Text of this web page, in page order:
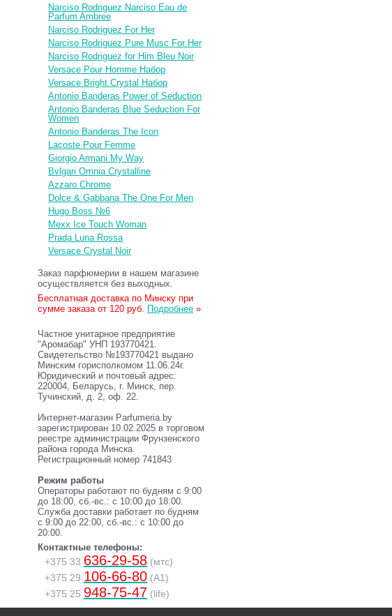
Narciso Rodriguez Narciso Eau de
Parfum Ambree
Narciso Rodriguez For Her
Narciso Rodriguez Pure Musc For Her
Narciso Rodriguez for Him Bleu Noir
Versace Pour Homme Набор
Versace Bright Crystal Набор
Antonio Banderas Power of Seduction
Antonio Banderas Blue Seduction For
Women
Antonio Banderas The Icon
Lacoste Pour Femme
Giorgio Armani My Way
Bvlgari Omnia Crystalline
Azzaro Chrome
Dolce & Gabbana The One For Men
Hugo Boss №6
Mexx Ice Touch Woman
Prada Luna Rossa
Versace Crystal Noir
Заказ парфюмерии в нашем магазине
осуществляется без выходных.
Бесплатная доставка по Минску при
сумме заказа от 120 руб. Подробнее »
Частное унитарное предприятие
"Аромабар" УНП 193770421.
Свидетельство №193770421 выдано
Минским горисполкомом 11.06.24г.
Юридический и почтовый адрес:
220004, Беларусь, г. Минск, пер.
Тучинский, д. 2, оф. 22.
Интернет-магазин Parfumeria.by
зарегистрирован 10.02.2025 в торговом
реестре администрации Фрунзенского
района города Минска.
Регистрационный номер 741843
Режим работы
Операторы работают по будням с 9:00
до 18:00, сб.-вс.: с 10:00 до 18:00.
Служба доставки работает по будням
с 9:00 до 22:00, сб.-вс.: с 10:00 до
20:00.
Контактные телефоны:
+375 33 636-29-58 (мтс)
+375 29 106-66-80 (A1)
+375 25 948-75-47 (life)